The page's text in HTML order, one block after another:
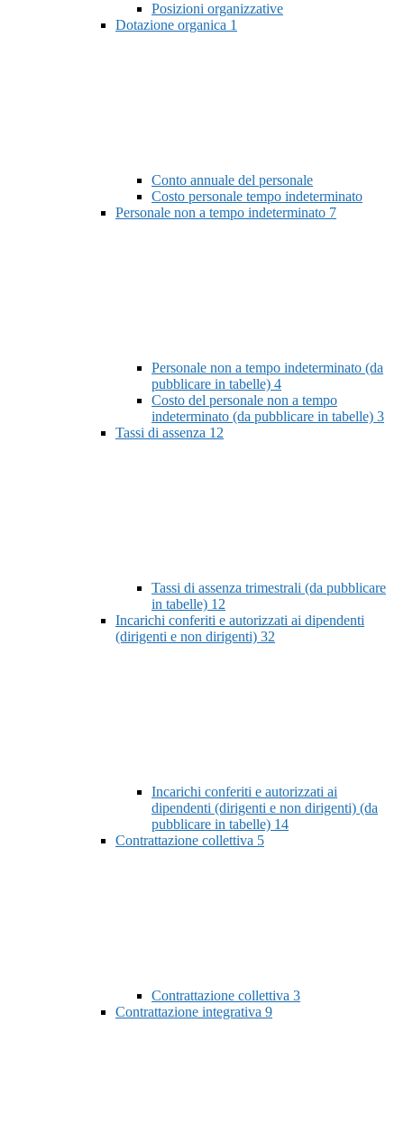
Posizioni organizzative
Dotazione organica 1
Conto annuale del personale
Costo personale tempo indeterminato
Personale non a tempo indeterminato 7
Personale non a tempo indeterminato (da
pubblicare in tabelle) 4
Costo del personale non a tempo
indeterminato (da pubblicare in tabelle) 3
Tassi di assenza 12
Tassi di assenza trimestrali (da pubblicare
in tabelle) 12
Incarichi conferiti e autorizzati ai dipendenti
(dirigenti e non dirigenti) 32
Incarichi conferiti e autorizzati ai
dipendenti (dirigenti e non dirigenti) (da
pubblicare in tabelle) 14
Contrattazione collettiva 5
Contrattazione collettiva 3
Contrattazione integrativa 9